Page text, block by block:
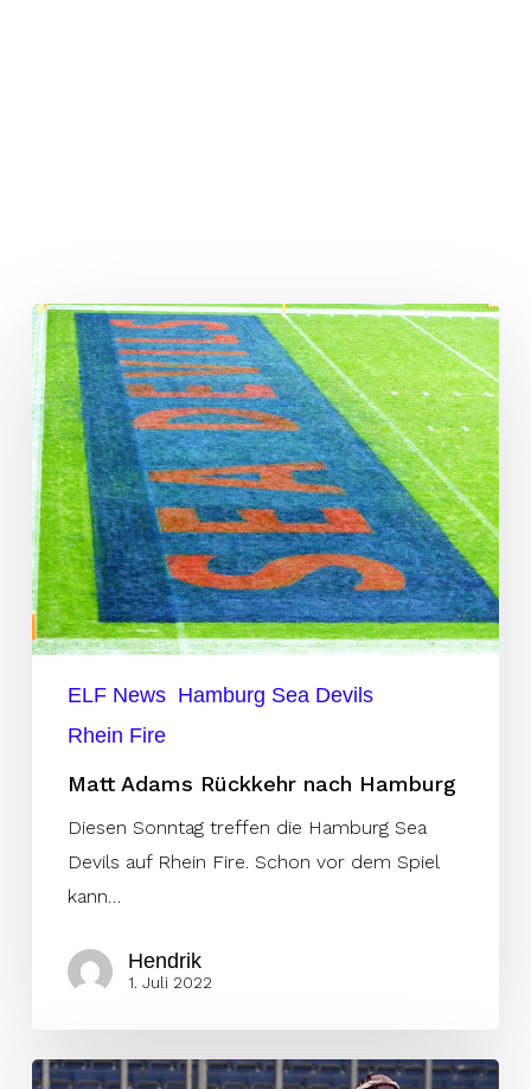
Matt
Adams
Rückkehr
nach
Hamburg
ELF News Hamburg Sea Devils
Rhein Fire
Matt Adams Rückkehr nach Hamburg
Diesen Sonntag treffen die Hamburg Sea
Devils auf Rhein Fire. Schon vor dem Spiel
kann…
Hendrik
1. Juli 2022
Dragons